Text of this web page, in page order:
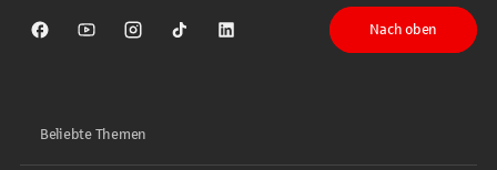
Sparkasse auf Facebook
Sparkasse auf Youtube
Sparkasse auf Instagram
Sparkasse auf TikTok
Sparkasse auf LinkedIn
Nach oben
Beliebte Themen